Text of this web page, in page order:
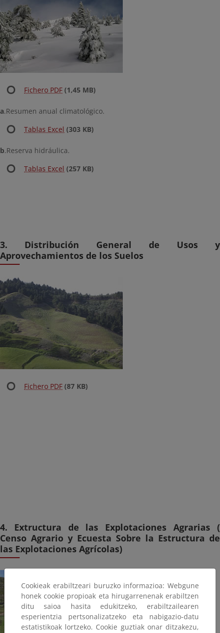
Fichero PDF (1,45 MB)
a.Resumen anual climatológico.
Tablas Excel (303 KB)
b.Reserva hidráulica.
Tablas Excel (257 KB)
3. Distribución General de Usos y
Aprovechamientos de los Suelos
Fichero PDF (87 KB)
4. Extructura de las Explotaciones Agrarias (
Censo Agrario y Ecuesta Sobre la Estructura de
las Explotaciones Agrícolas)
Cookieak erabiltzeari buruzko informazioa: Webgune
honek cookie propioak eta hirugarrenenak erabiltzen
ditu saioa hasita edukitzeko, erabiltzailearen
esperientzia pertsonalizatzeko eta nabigazio-datu
estatistikoak lortzeko. Cookie guztiak onar ditzakezu,